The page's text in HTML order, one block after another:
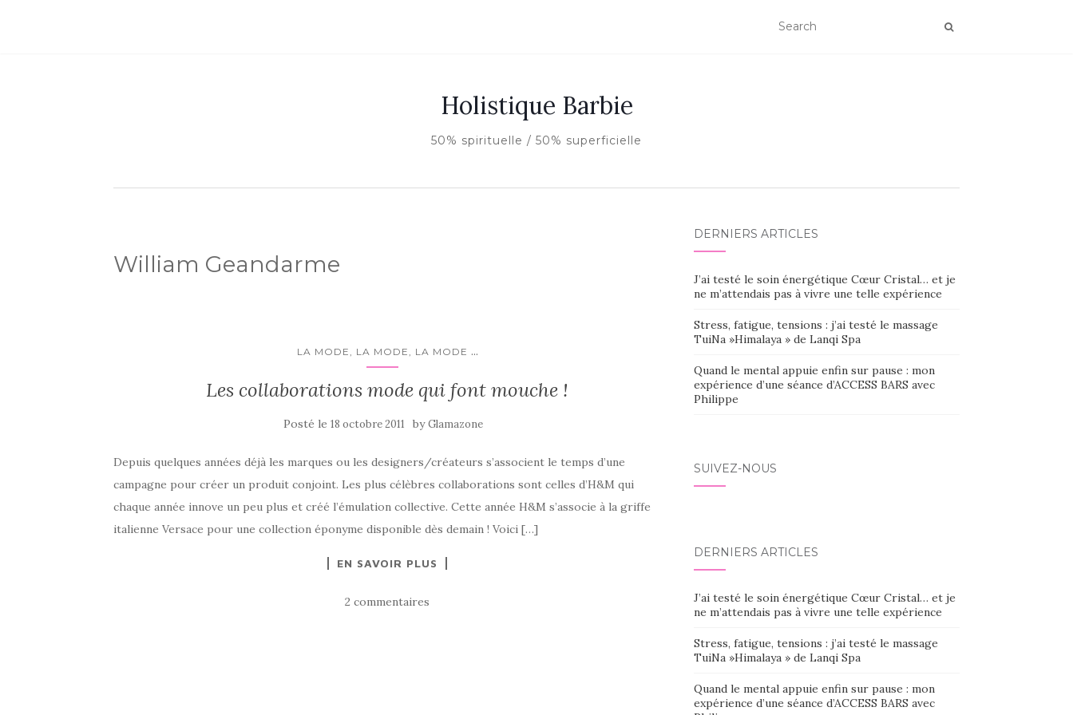
Holistique Barbie
50% spirituelle / 50% superficielle
William Geandarme
LA MODE, LA MODE, LA MODE ...
Les collaborations mode qui font mouche !
Posté le18 octobre 2011 byGlamazone
Depuis quelques années déjà les marques ou les designers/créateurs s’associent le temps d’une
campagne pour créer un produit conjoint. Les plus célèbres collaborations sont celles d’H&M qui
chaque année innove un peu plus et créé l’émulation collective. Cette année H&M s’associe à la griffe
italienne Versace pour une collection éponyme disponible dès demain ! Voici […]
EN SAVOIR PLUS
2 commentaires
DERNIERS ARTICLES
J’ai testé le soin énergétique Cœur Cristal… et je
ne m’attendais pas à vivre une telle expérience
Stress, fatigue, tensions : j’ai testé le massage
TuiNa »Himalaya » de Lanqi Spa
Quand le mental appuie enfin sur pause : mon
expérience d’une séance d’ACCESS BARS avec
Philippe
SUIVEZ-NOUS
DERNIERS ARTICLES
J’ai testé le soin énergétique Cœur Cristal… et je
ne m’attendais pas à vivre une telle expérience
Stress, fatigue, tensions : j’ai testé le massage
TuiNa »Himalaya » de Lanqi Spa
Quand le mental appuie enfin sur pause : mon
expérience d’une séance d’ACCESS BARS avec